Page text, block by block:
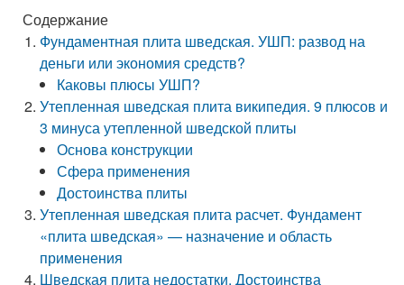
Содержание
Фундаментная плита шведская. УШП: развод на
деньги или экономия средств?
Каковы плюсы УШП?
Утепленная шведская плита википедия. 9 плюсов и
3 минуса утепленной шведской плиты
Основа конструкции
Сфера применения
Достоинства плиты
Утепленная шведская плита расчет. Фундамент
«плита шведская» — назначение и область
применения
Шведская плита недостатки. Достоинства